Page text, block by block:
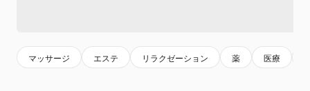
マッサージ エステ リラクゼーション 薬 医療